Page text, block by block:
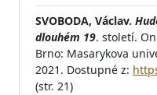
SVOBODA, Václav.
dlouhém 19. století.
Brno: Masarykova
2021. Dostupné z:
(str. 21)